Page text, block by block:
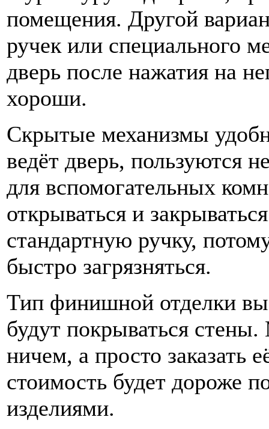
помещения. Другой
ручек или специального
дверь после нажатия на
хороши.
Скрытые механизмы
ведёт дверь, пользуются
для вспомогательных
открываться и
стандартную ручку,
быстро загрязняться.
Тип финишной отделки
будут покрываться
ничем, а просто заказать
стоимость будет дороже
изделиями.